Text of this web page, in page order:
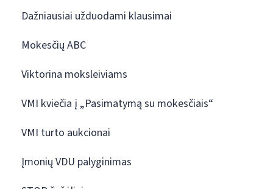
Dažniausiai užduodami klausimai
Mokesčių ABC
Viktorina moksleiviams
VMI kviečia į „Pasimatymą su mokesčiais“
VMI turto aukcionai
Įmonių VDU palyginimas